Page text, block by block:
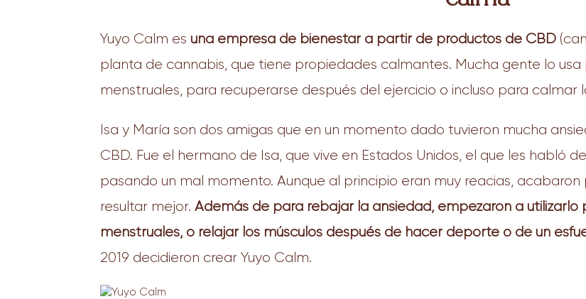
Yuyo Calm es una empresa de bienestar a partir de productos de CBD
planta de cannabis, que tiene propiedades calmantes. Mucha gente lo usa
menstruales, para recuperarse después del ejercicio o incluso para calmar
Isa y María son dos amigas que en un momento dado tuvieron mucha
CBD. Fue el hermano de Isa, que vive en Estados Unidos, el que les habló
pasando un mal momento. Aunque al principio eran muy reacias,
resultar mejor. Además de para rebajar la ansiedad, empezaron a
menstruales, o relajar los músculos después de hacer deporte o de un
2019 decidieron crear Yuyo Calm.